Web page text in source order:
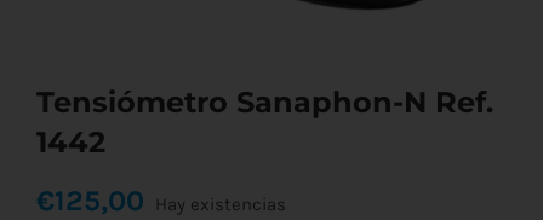
Tensiómetro Sanaphon-N Ref.
1442
€125,00 Hay existencias